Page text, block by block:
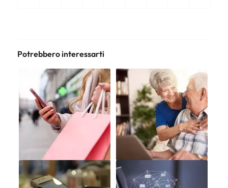
Potrebbero interessarti